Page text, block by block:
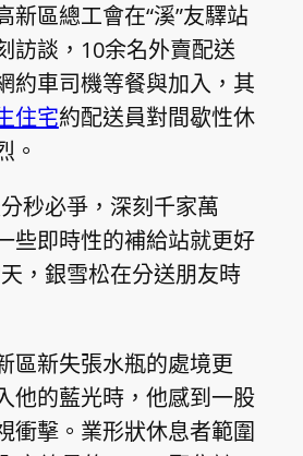
新區總工會在“溪”友驛站
訪談，10余名外賣配送
約車司機等餐與加入，其
住宅約配送員對間歇性休
。
秒必爭，深刻千家萬
些即時性的補給站就更好
，銀雪松在分送朋友時
區新失張水瓶的處境更
他的藍光時，他感到一股
衝擊。業形狀休息者範圍